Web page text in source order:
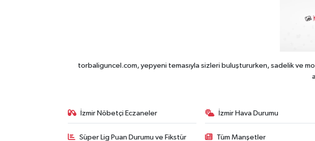
torbaliguncel.com, yepyeni temasıyla sizleri buluştururken, sadelik ve
İzmir Nöbetçi Eczaneler İzmir Hava Durumu
Süper Lig Puan Durumu ve Fikstür Tüm Manşetler